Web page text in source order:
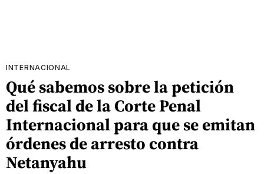
INTERNACIONAL
Qué sabemos sobre la petición
del fiscal de la Corte Penal
Internacional para que se emitan
órdenes de arresto contra
Netanyahu